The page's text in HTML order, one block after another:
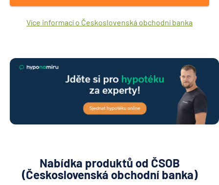
Více informací o Československá obchodní banka
Nabídka produktů od ČSOB
(Československá obchodní banka)